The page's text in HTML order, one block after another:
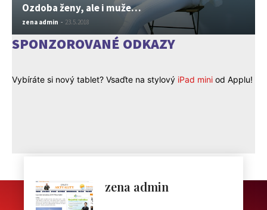
Ozdoba ženy, ale i muže…
zena admin - 23.5.2018
SPONZOROVANÉ ODKAZY
Vybíráte si nový tablet? Vsaďte na stylový iPad mini od Applu!
zena admin